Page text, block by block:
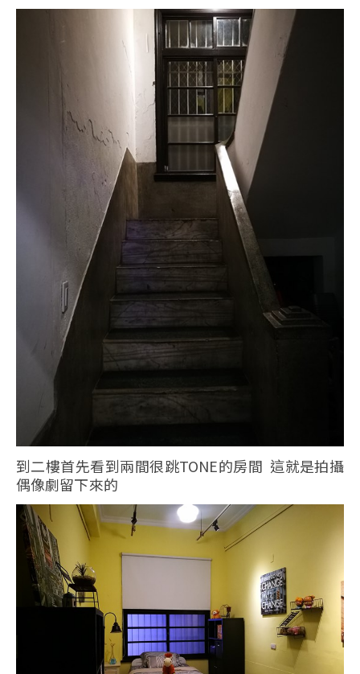
到二樓首先看到兩間很跳TONE的房間 這就是拍攝
偶像劇留下來的